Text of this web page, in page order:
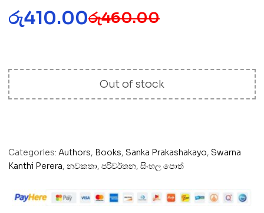
රු460.00
රු410.00
Out of stock
Categories: Authors, Books, Sanka Prakashakayo, Swarna
Kanthi Perera, නවකතා, පරිවර්තන, සිංහල පොත්